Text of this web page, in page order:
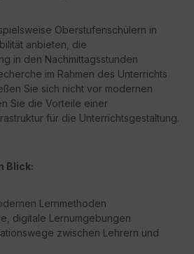
Oberstufenschülern in
anbieten, die
in den Nachmittagsstunden
im Rahmen des Unterrichts
Sie sich nicht vor modernen
Sie die Vorteile einer
für die Unterrichtsgestaltung.
Blick:
Lernmethoden
digitale Lernumgebungen
zwischen Lehrern und